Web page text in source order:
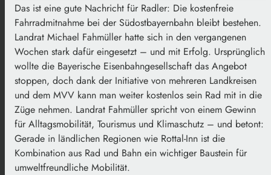
Das ist eine gute Nachricht für Radler: Die kostenfreie
Fahrradmitnahme bei der Südostbayernbahn bleibt bestehen.
Landrat Michael Fahmüller hatte sich in den vergangenen
Wochen stark dafür eingesetzt – und mit Erfolg. Ursprünglich
wollte die Bayerische Eisenbahngesellschaft das Angebot
stoppen, doch dank der Initiative von mehreren Landkreisen
und dem MVV kann man weiter kostenlos sein Rad mit in die
Züge nehmen. Landrat Fahmüller spricht von einem Gewinn
für Alltagsmobilität, Tourismus und Klimaschutz – und betont:
Gerade in ländlichen Regionen wie Rottal-Inn ist die
Kombination aus Rad und Bahn ein wichtiger Baustein für
umweltfreundliche Mobilität.